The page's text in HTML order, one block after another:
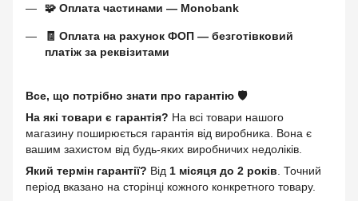
🧩 Оплата частинами — Monobank
🧾 Оплата на рахунок ФОП — безготівковий
платіж за реквізитами
Все, що потрібно знати про гарантію 🛡️
На які товари є гарантія? На всі товари нашого
магазину поширюється гарантія від виробника. Вона є
вашим захистом від будь-яких виробничих недоліків.
Який термін гарантії? Від 1 місяця до 2 років. Точний
період вказано на сторінці кожного конкретного товару.